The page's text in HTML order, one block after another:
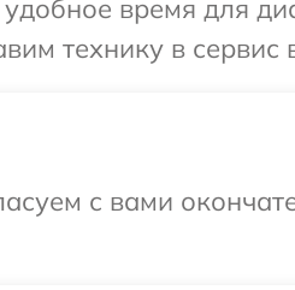
время для
технику в
с вами